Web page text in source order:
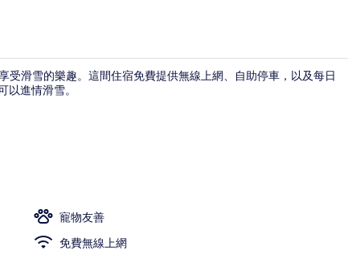
滑雪的樂趣。這間住宿免費提供無線上網、自助停車，以及每日
進情滑雪。
寵物友善
免費無線上網